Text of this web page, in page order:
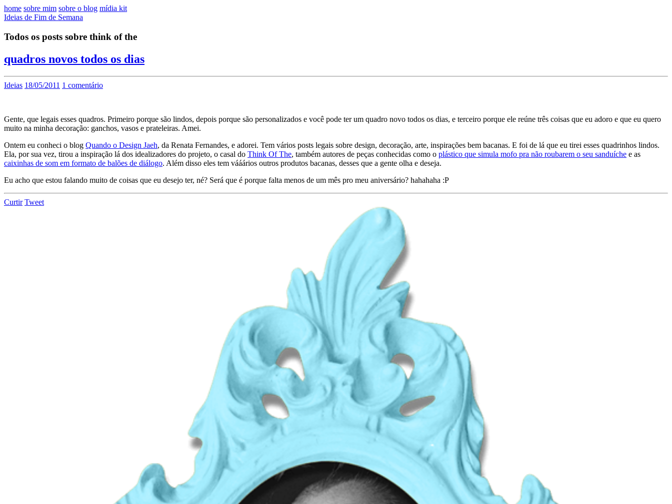
home sobre mim sobre o blog mídia kit
Ideias de Fim de Semana
Todos os posts sobre think of the
quadros novos todos os dias
Ideias 18/05/2011 1 comentário
Gente, que legais esses quadros. Primeiro porque são lindos, depois porque são personalizados e você pode ter um quadro novo todos os dias, e terceiro porque ele reúne três coisas que eu adoro e que eu quero
muito na minha decoração: ganchos, vasos e prateleiras. Amei.
Ontem eu conheci o blog Quando o Design Jaeh, da Renata Fernandes, e adorei. Tem vários posts legais sobre design, decoração, arte, inspirações bem bacanas. E foi de lá que eu tirei esses quadrinhos lindos.
Ela, por sua vez, tirou a inspiração lá dos idealizadores do projeto, o casal do Think Of The, também autores de peças conhecidas como o plástico que simula mofo pra não roubarem o seu sanduíche e as
caixinhas de som em formato de balões de diálogo. Além disso eles tem vááários outros produtos bacanas, desses que a gente olha e deseja.
Eu acho que estou falando muito de coisas que eu desejo ter, né? Será que é porque falta menos de um mês pro meu aniversário? hahahaha :P
Curtir Tweet